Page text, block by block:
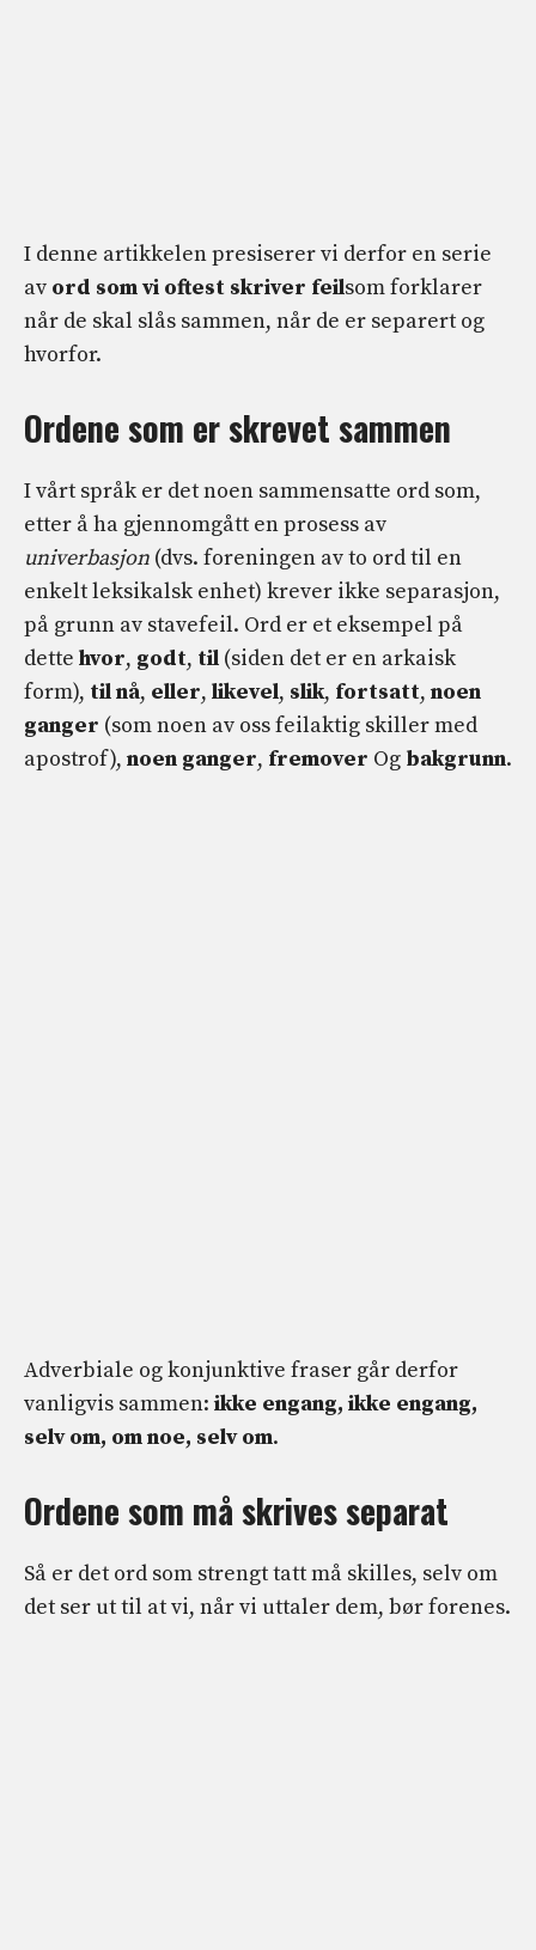
I denne artikkelen presiserer vi derfor en serie
av ord som vi oftest skriver feilsom forklarer
når de skal slås sammen, når de er separert og
hvorfor.
Ordene som er skrevet sammen
I vårt språk er det noen sammensatte ord som,
etter å ha gjennomgått en prosess av
univerbasjon (dvs. foreningen av to ord til en
enkelt leksikalsk enhet) krever ikke separasjon,
på grunn av stavefeil. Ord er et eksempel på
dette hvor, godt, til (siden det er en arkaisk
form), til nå, eller, likevel, slik, fortsatt, noen
ganger (som noen av oss feilaktig skiller med
apostrof), noen ganger, fremover Og bakgrunn.
Adverbiale og konjunktive fraser går derfor
vanligvis sammen: ikke engang, ikke engang,
selv om, om noe, selv om.
Ordene som må skrives separat
Så er det ord som strengt tatt må skilles, selv om
det ser ut til at vi, når vi uttaler dem, bør forenes.